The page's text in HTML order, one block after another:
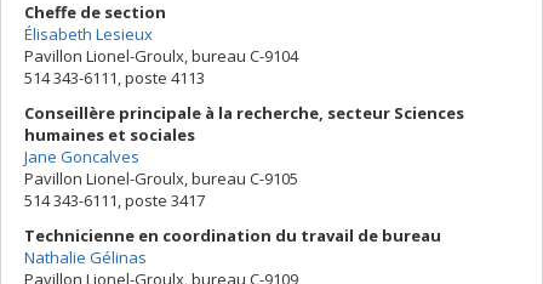
Cheffe de section
Élisabeth Lesieux
Pavillon Lionel-Groulx, bureau C-9104
514 343-6111, poste 4113
Conseillère principale à la recherche, secteur Sciences
humaines et sociales
Jane Goncalves
Pavillon Lionel-Groulx, bureau C-9105
514 343-6111, poste 3417
Technicienne en coordination du travail de bureau
Nathalie Gélinas
Pavillon Lionel-Groulx, bureau C-9109